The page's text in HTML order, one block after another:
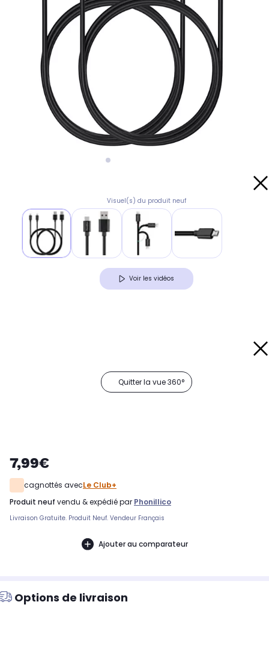
Visuel(s) du produit neuf
Voir les vidéos
Quitter la vue 360°
7,99€
cagnottés avecLe Club+
produit neuf vendu & expédié par Phonillico
Livraison Gratuite. Produit Neuf. Vendeur Français
Ajouter au comparateur
Options de livraison